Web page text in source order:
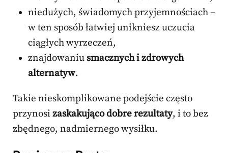
niedużych, świadomych przyjemnościach –
w ten sposób łatwiej unikniesz uczucia
ciągłych wyrzeczeń,
znajdowaniu smacznych i zdrowych
alternatyw.
Takie nieskomplikowane podejście często
przynosi zaskakująco dobre rezultaty, i to bez
zbędnego, nadmiernego wysiłku.